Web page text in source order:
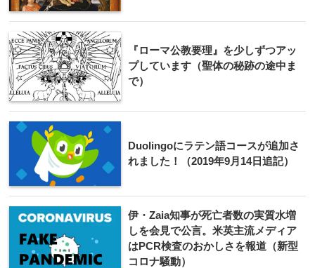
『ローマ公教要理』を少しずつアッ
プしています（聖体の秘跡の途中ま
で）
Duolingoにラテン語コースが追加さ
れました！（2019年9月14日追記）
伊・Zaia知事が死亡者数の実質水増
しを会見で公言。米英主流メディア
はPCR検査のおかしさを報道（新型
コロナ騒動）